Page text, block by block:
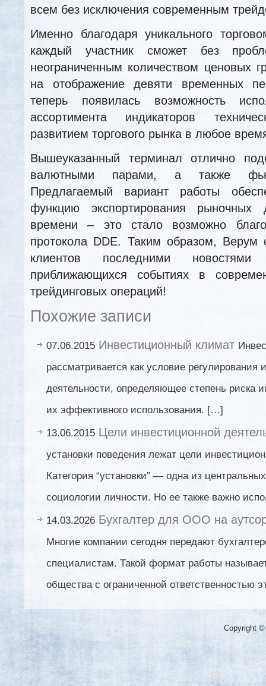
всем без исключения современным
Именно благодаря уникального
каждый участник сможет без
неограниченным количеством ценовых
на отображение девяти временных
теперь появилась возможность
ассортимента индикаторов
развитием торгового рынка в любое
Вышеуказанный терминал отлично
валютными парами, а также
Предлагаемый вариант работы
функцию экспортирования
времени – это стало возможно
протокола DDE. Таким образом, Верум
клиентов последними
приближающихся событиях в
трейдинговых операций!
Похожие записи
07.06.2015 Инвестиционный климат
рассматривается как условие регулирования
деятельности, определяющее степень риска
их эффективного использования. […]
13.06.2015 Цели инвестиционной
установки поведения лежат цели
Категория “установки” — одна из
социологии личности. Но ее также важно
14.03.2026 Бухгалтер для ООО на
Многие компании сегодня передают
специалистам. Такой формат работы
общества с ограниченной ответственностью
Copyright ©